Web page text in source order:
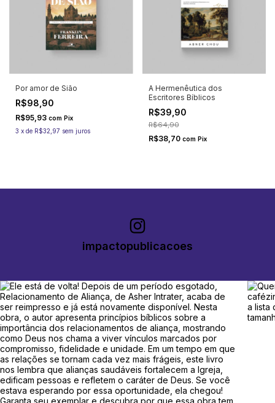
Por amor de Sião
R$98,90
R$95,93 com Pix
3 x de R$32,97 sem juros
A Hermenêutica dos
Escritores Bíblicos
R$39,90
R$64,90
R$38,70 com Pix
impactopublicacoes